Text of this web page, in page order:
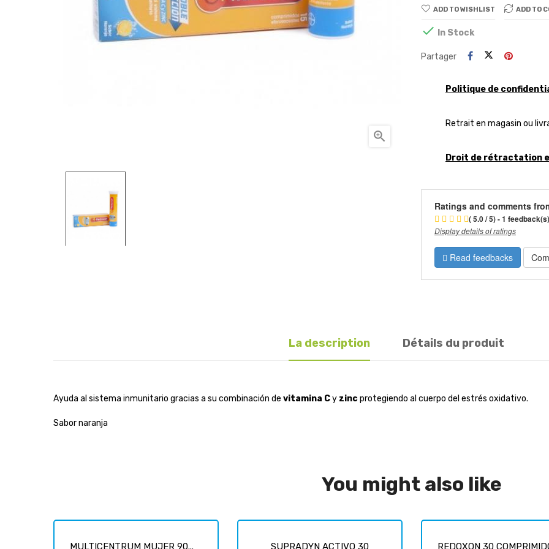

ADD TO WISHLIST ADD TO
 In Stock
Partager
Politique de
Retrait en magasin ou
Droit de rétractation
Ratings and comments
( 5.0 / 5) - 1 feedback(s)
Display details of ratings
Read feedbacks
La description Détails du produit
Ayuda al sistema inmunitario gracias a su combinación de vitamina Cy zincprotegiendo al cuerpo del estrés oxidativo.
Sabor naranja
You might also like
MULTICENTRUM MUJER 90...
SUPRADYN ACTIVO 30
REDOXON 30